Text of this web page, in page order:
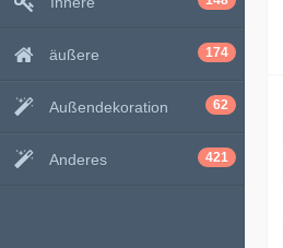
äußere 174
Außendekoration 62
Anderes 421